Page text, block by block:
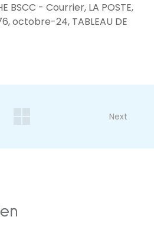
BSCC - Courrier, LA POSTE,
octobre-24, TABLEAU DE
Next